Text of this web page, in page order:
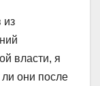
из
власти, я
они после